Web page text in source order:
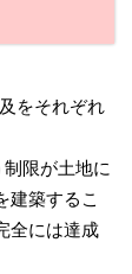
をそれぞれ
限が土地に
建築するこ
全には達成